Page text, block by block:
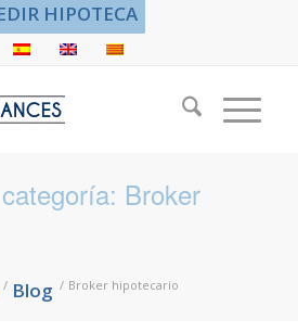
HIPOTECA
Broker
/ Blog / Broker hipotecario